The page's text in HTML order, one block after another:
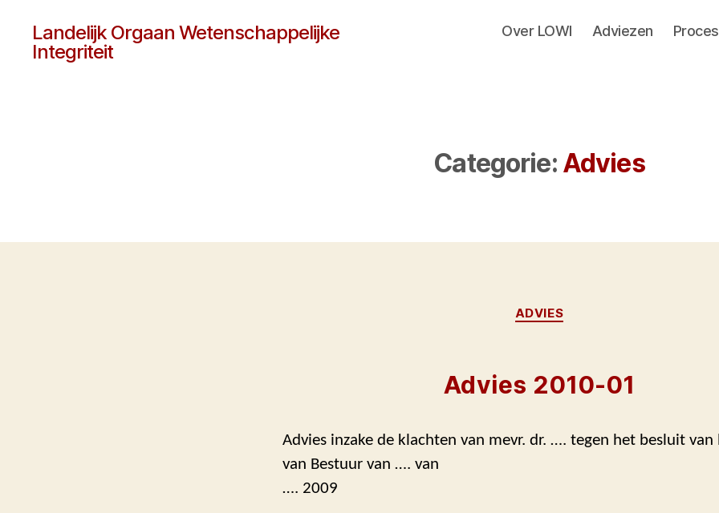
Landelijk Orgaan Wetenschappelijke
Integriteit
Over LOWI Adviezen
Categorie: Advies
Categorieën
ADVIES
Advies 2010-01
Advies inzake de klachten van mevr. dr. …. tegen het besluit van
van Bestuur van …. van
…. 2009